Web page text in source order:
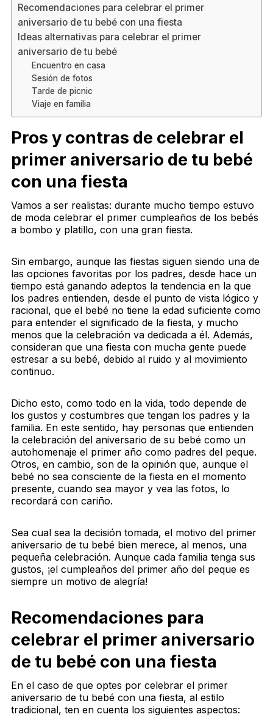
Recomendaciones para celebrar el primer
aniversario de tu bebé con una fiesta
Ideas alternativas para celebrar el primer
aniversario de tu bebé
Encuentro en casa
Sesión de fotos
Tarde de picnic
Viaje en familia
Pros y contras de celebrar el
primer aniversario de tu bebé
con una fiesta
Vamos a ser realistas: durante mucho tiempo estuvo
de moda celebrar el primer cumpleaños de los bebés
a bombo y platillo, con una gran fiesta.
Sin embargo, aunque las fiestas siguen siendo una de
las opciones favoritas por los padres, desde hace un
tiempo está ganando adeptos la tendencia en la que
los padres entienden, desde el punto de vista lógico y
racional, que el bebé no tiene la edad suficiente como
para entender el significado de la fiesta, y mucho
menos que la celebración va dedicada a él. Además,
consideran que una fiesta con mucha gente puede
estresar a su bebé, debido al ruido y al movimiento
continuo.
Dicho esto, como todo en la vida, todo depende de
los gustos y costumbres que tengan los padres y la
familia. En este sentido, hay personas que entienden
la celebración del aniversario de su bebé como un
autohomenaje el primer año como padres del peque.
Otros, en cambio, son de la opinión que, aunque el
bebé no sea consciente de la fiesta en el momento
presente, cuando sea mayor y vea las fotos, lo
recordará con cariño.
Sea cual sea la decisión tomada, el motivo del primer
aniversario de tu bebé bien merece, al menos, una
pequeña celebración. Aunque cada familia tenga sus
gustos, ¡el cumpleaños del primer año del peque es
siempre un motivo de alegría!
Recomendaciones para
celebrar el primer aniversario
de tu bebé con una fiesta
En el caso de que optes por celebrar el primer
aniversario de tu bebé con una fiesta, al estilo
tradicional, ten en cuenta los siguientes aspectos: